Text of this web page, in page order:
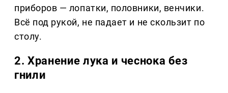
приборов — лопатки, половники, венчики.
Всё под рукой, не падает и не скользит по
столу.
2. Хранение лука и чеснока без
гнили